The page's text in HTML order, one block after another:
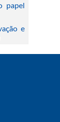
papel
e